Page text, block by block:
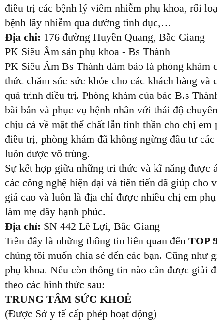
điều trị các bệnh lý viêm nhiễm phụ khoa, rối
bệnh lây nhiễm qua đường tình dục,…
Địa chỉ: 176 đường Huyền Quang, Bắc Giang
PK Siêu Âm sản phụ khoa - Bs Thành
PK Siêu Âm Bs Thành đảm bảo là phòng
thức chăm sóc sức khỏe cho các khách hàng
quá trình điều trị. Phòng khám của bác B.s
bài bản và phục vụ bệnh nhân với thái độ
chịu cả về mặt thể chất lẫn tinh thần cho chị
điều trị, phòng khám đã không ngừng đầu tư
luôn được vô trùng.
Sự kết hợp giữa những tri thức và kĩ năng được
các công nghệ hiện đại và tiên tiến đã giúp cho
giá cao và luôn là địa chỉ được nhiều chị em
làm mẹ đầy hạnh phúc.
Địa chỉ: SN 442 Lê Lợi, Bắc Giang
Trên đây là những thông tin liên quan đến TOP
chúng tôi muốn chia sẻ đến các bạn. Cũng như
phụ khoa. Nếu còn thông tin nào cần được giải
theo các hình thức sau:
TRUNG TÂM SỨC KHOẺ
(Được Sở y tế cấp phép hoạt động)